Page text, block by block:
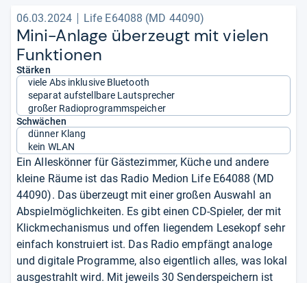
06.03.2024 Life E64088 (MD 44090)
Mini-​Anlage über­zeugt mit vie­len
Funk­tio­nen
Stärken
viele Abs inklusive Bluetooth
separat aufstellbare Lautsprecher
großer Radioprogrammspeicher
Schwächen
dünner Klang
kein WLAN
Ein Alleskönner für Gästezimmer, Küche und andere
kleine Räume ist das Radio Medion Life E64088 (MD
44090). Das überzeugt mit einer großen Auswahl an
Abspielmöglichkeiten. Es gibt einen CD-Spieler, der mit
Klickmechanismus und offen liegendem Lesekopf sehr
einfach konstruiert ist. Das Radio empfängt analoge
und digitale Programme, also eigentlich alles, was lokal
ausgestrahlt wird. Mit jeweils 30 Senderspeichern ist